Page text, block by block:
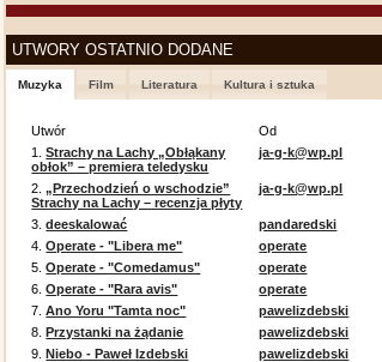
UTWORY OSTATNIO DODANE
Muzyka Film Literatura Kultura i sztuka
Utwór
Od
1.Strachy na Lachy „Obłąkany
obłok” – premiera teledysku
ja-g-k@wp.pl
2.„Przechodzień o wschodzie”
Strachy na Lachy – recenzja płyty
ja-g-k@wp.pl
3.deeskalować
pandaredski
4.Operate - "Libera me"
operate
5.Operate - "Comedamus"
operate
6.Operate - "Rara avis"
operate
7.Ano Yoru "Tamta noc"
pawelizdebski
8.Przystanki na żądanie
pawelizdebski
9.Niebo - Paweł Izdebski
pawelizdebski